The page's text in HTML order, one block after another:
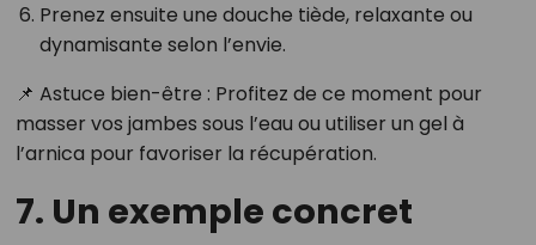
Prenez ensuite une douche tiède, relaxante ou
dynamisante selon l’envie.
📌 Astuce bien-être : Profitez de ce moment pour
masser vos jambes sous l’eau ou utiliser un gel à
l’arnica pour favoriser la récupération.
7. Un exemple concret